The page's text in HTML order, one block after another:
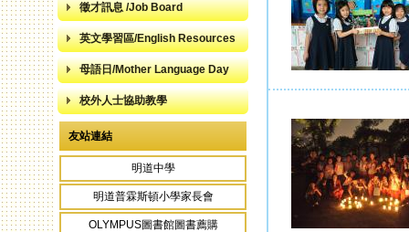
徵才訊息 /Job Board
英文學習區/English Resources
母語日/Mother Language Day
校外人士協助教學
友站連結
明道中學
明道普霖斯頓小學家長會
OLYMPUS圖書館圖書薦購